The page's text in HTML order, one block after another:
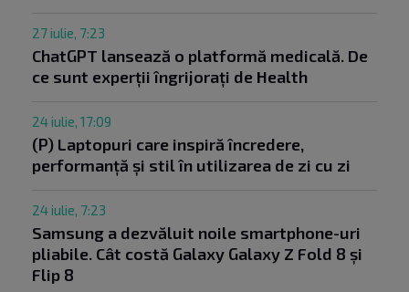
27 iulie, 7:23
ChatGPT lansează o platformă medicală. De
ce sunt experții îngrijorați de Health
24 iulie, 17:09
(P) Laptopuri care inspiră încredere,
performanță și stil în utilizarea de zi cu zi
24 iulie, 7:23
Samsung a dezvăluit noile smartphone-uri
pliabile. Cât costă Galaxy Galaxy Z Fold 8 și
Flip 8